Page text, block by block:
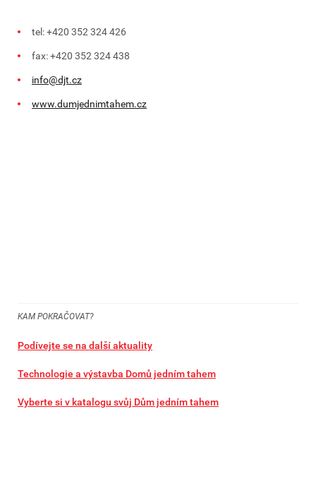
tel: +420 352 324 426
fax: +420 352 324 438
info@djt.cz
www.dumjednimtahem.cz
KAM POKRAČOVAT?
Podívejte se na další aktuality
Technologie a výstavba Domů jedním tahem
Vyberte si v katalogu svůj Dům jedním tahem